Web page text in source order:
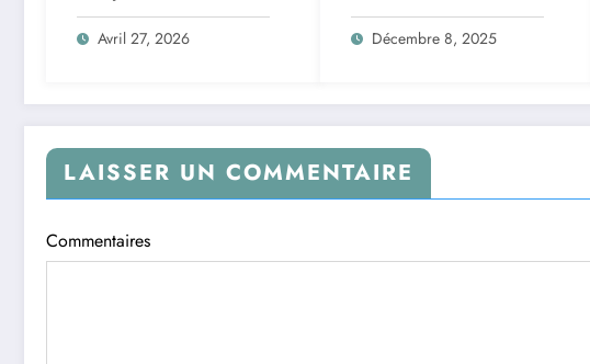
travailleurs du clic en
Afrique face à la
Avril 27, 2026
Africaine et l’IA
Redéfinissent la Lutte
Décembre 8, 2025
LAISSER UN COMMENTAIRE
Commentaires